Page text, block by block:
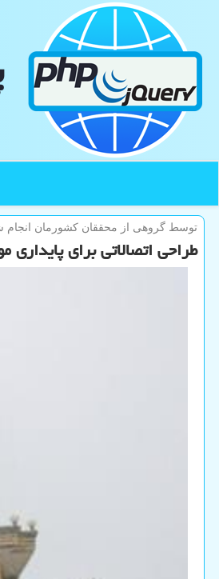
توسط گروهی از محققان كشورمان انجام
طراحی اتصالاتی برای